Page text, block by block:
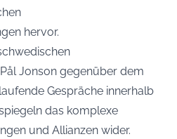
hervor.
Jonson gegenüber dem
Gespräche innerhalb
das komplexe
und Allianzen wider.